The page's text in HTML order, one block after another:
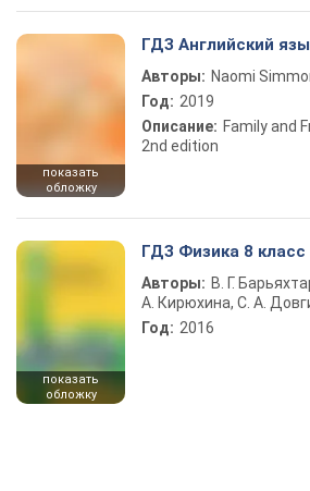
показать
обложку
ГДЗ Английский
Авторы: Naomi
Год: 2019
Описание: Family and
2nd edition
показать
обложку
ГДЗ Физика 8 класс
Авторы: В. Г.
А. Кирюхина, С. А.
Год: 2016